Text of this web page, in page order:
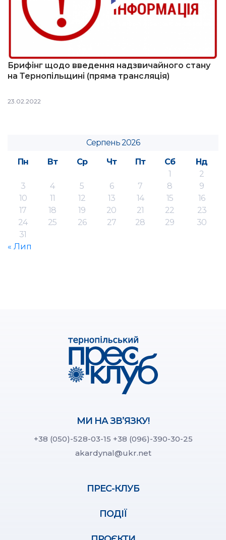
Брифінг щодо введення надзвичайного стану
на Тернопільщині (пряма трансляція)
23.02.2022
Серпень 2026
Пн
Вт Ср Чт Пт Сб
Нд
1
2
3
4 5 6 7 8
9
10
11 12 13 14 15
16
17
18 19 20 21 22
23
24
25 26 27 28 29
30
31
« Лип
МИ НА ЗВ’ЯЗКУ!
+38 (050)-528-03-15 +38 (096)-390-30-25
akardynal@ukr.net
ПРЕС-КЛУБ
ПОДІЇ